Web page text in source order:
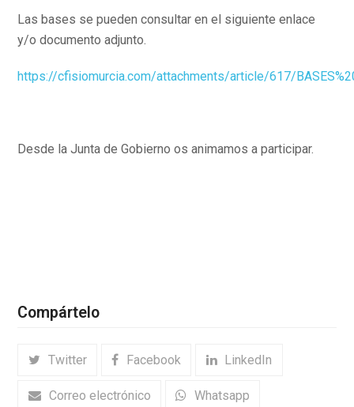
Las bases se pueden consultar en el siguiente enlace
y/o documento adjunto.
https://cfisiomurcia.com/attachments/article/617/
Desde la Junta de Gobierno os animamos a participar.
Compártelo
Twitter Facebook LinkedIn
Correo electrónico Whatsapp